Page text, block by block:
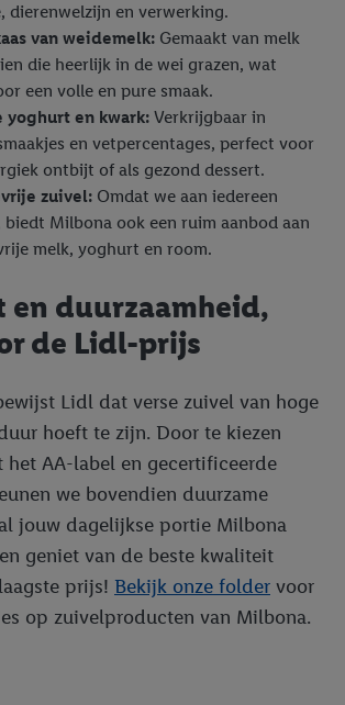
dierenwelzijn en verwerking.
van weidemelk: Gemaakt van melk
die heerlijk in de wei grazen, wat
een volle en pure smaak.
yoghurt en kwark: Verkrijgbaar in
en vetpercentages, perfect voor
ontbijt of als gezond dessert.
zuivel: Omdat we aan iedereen
biedt Milbona ook een ruim aanbod aan
melk, yoghurt en room.
en duurzaamheid,
de Lidl-prijs
Lidl dat verse zuivel van hoge
hoeft te zijn. Door te kiezen
het AA-label en gecertificeerde
we bovendien duurzame
jouw dagelijkse portie Milbona
geniet van de beste kwaliteit
prijs! Bekijk onze folder voor
op zuivelproducten van Milbona.